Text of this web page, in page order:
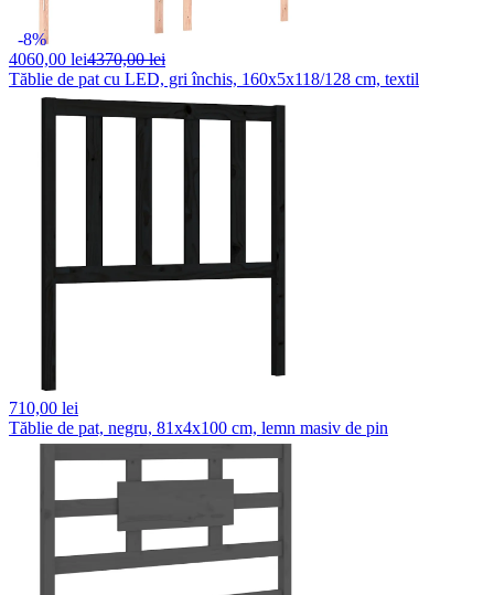
-8%
4060,00 lei4370,00 lei
Tăblie de pat cu LED, gri închis, 160x5x118/128 cm, textil
710,00 lei
Tăblie de pat, negru, 81x4x100 cm, lemn masiv de pin